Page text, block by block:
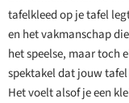
tafelkleed op je tafel
en het vakmanschap
het speelse, maar toch
spektakel dat jouw
Het voelt alsof je een